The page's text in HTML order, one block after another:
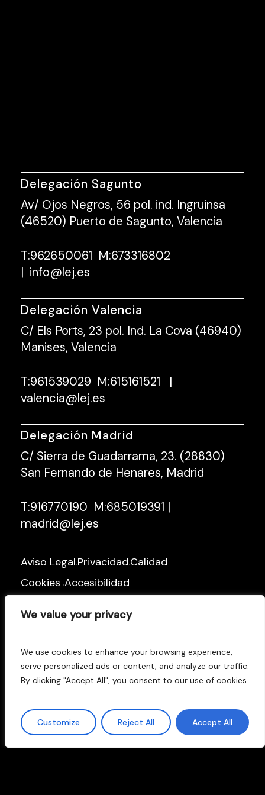
We value your privacy
We use cookies to enhance your browsing experience,
serve personalized ads or content, and analyze our traffic.
By clicking "Accept All", you consent to our use of cookies.
Customize Reject All Accept All
Delegación Sagunto
Av/ Ojos Negros, 56 pol. ind. Ingruinsa
(46520) Puerto de Sagunto, Valencia
T:962650061 M:673316802
| info@lej.es
Delegación Valencia
C/ Els Ports, 23 pol. Ind. La Cova (46940)
Manises, Valencia
T:961539029 M:615161521 |
valencia@lej.es
Delegación Madrid
C/ Sierra de Guadarrama, 23. (28830)
San Fernando de Henares, Madrid
T:916770190 M:685019391 |
madrid@lej.es
Aviso Legal | Privacidad | Calidad
Cookies
| Accesibilidad